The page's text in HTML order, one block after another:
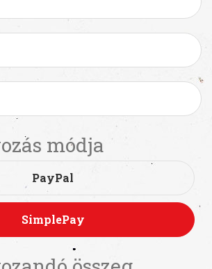
módja
PayPal
SimplePay